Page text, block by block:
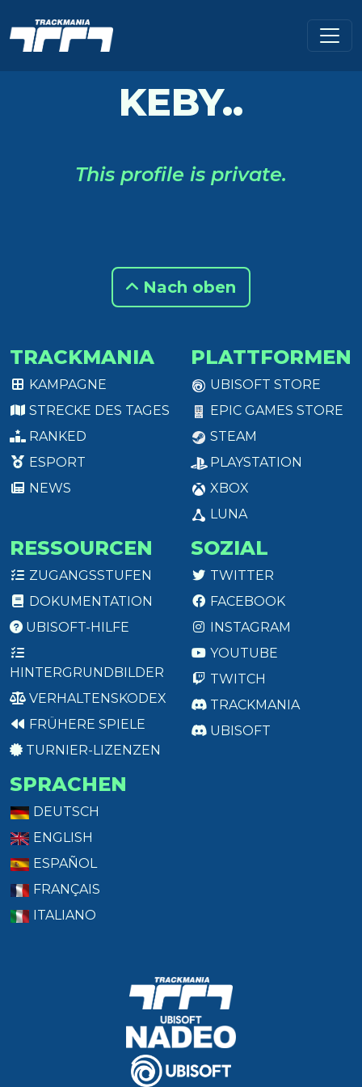
KEBY..
This profile is private.
Nach oben
TRACKMANIA
KAMPAGNE
STRECKE DES TAGES
RANKED
ESPORT
NEWS
PLATTFORMEN
UBISOFT STORE
EPIC GAMES STORE
STEAM
PLAYSTATION
XBOX
LUNA
RESSOURCEN
ZUGANGSSTUFEN
DOKUMENTATION
UBISOFT-HILFE
HINTERGRUNDBILDER
VERHALTENSKODEX
FRÜHERE SPIELE
TURNIER-LIZENZEN
SOZIAL
TWITTER
FACEBOOK
INSTAGRAM
YOUTUBE
TWITCH
TRACKMANIA
UBISOFT
SPRACHEN
DEUTSCH
ENGLISH
ESPAÑOL
FRANÇAIS
ITALIANO